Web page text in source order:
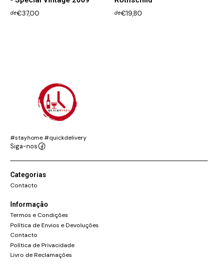
de€37,00 de€19,80
#stayhome #quickdelivery
Siga-nos
Categorias
Contacto
Informação
Termos e Condições
Política de Envios e Devoluções
Contacto
Política de Privacidade
Livro de Reclamações